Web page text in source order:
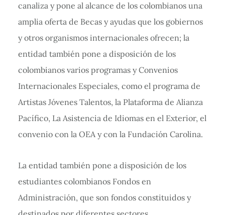
canaliza y pone al alcance de los colombianos una
amplia oferta de Becas y ayudas que los gobiernos
y otros organismos internacionales ofrecen; la
entidad también pone a disposición de los
colombianos varios programas y Convenios
Internacionales Especiales, como el programa de
Artistas Jóvenes Talentos, la Plataforma de Alianza
Pacífico, La Asistencia de Idiomas en el Exterior, el
convenio con la OEA y con la Fundación Carolina.
La entidad también pone a disposición de los
estudiantes colombianos Fondos en
Administración, que son fondos constituidos y